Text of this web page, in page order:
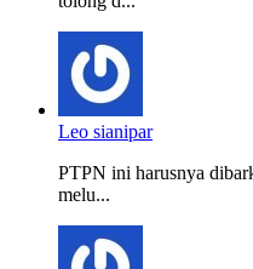
Leo sianipar
PTPN ini harusnya
melu...